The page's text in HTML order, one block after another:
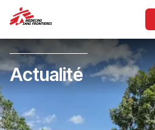
Actualité